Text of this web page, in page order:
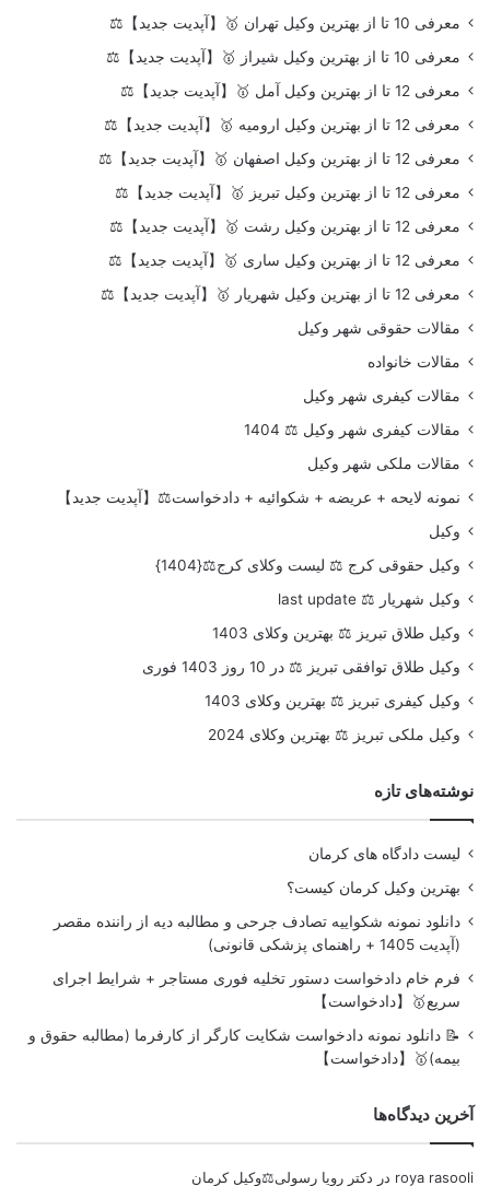
معرفی 10 تا از بهترین وکیل تهران 🥇【آپدیت جدید】⚖️
معرفی 10 تا از بهترین وکیل شیراز 🥇【آپدیت جدید】⚖️
معرفی 12 تا از بهترین وکیل آمل 🥇【آپدیت جدید】⚖️
معرفی 12 تا از بهترین وکیل ارومیه 🥇【آپدیت جدید】⚖️
معرفی 12 تا از بهترین وکیل اصفهان 🥇【آپدیت جدید】⚖️
معرفی 12 تا از بهترین وکیل تبریز 🥇【آپدیت جدید】⚖️
معرفی 12 تا از بهترین وکیل رشت 🥇【آپدیت جدید】⚖️
معرفی 12 تا از بهترین وکیل ساری 🥇【آپدیت جدید】⚖️
معرفی 12 تا از بهترین وکیل شهریار 🥇【آپدیت جدید】⚖️
مقالات حقوقی شهر وکیل
مقالات خانواده
مقالات کیفری شهر وکیل
مقالات کیفری شهر وکیل ⚖️ 1404
مقالات ملکی شهر وکیل
نمونه لایحه + عریضه + شکوائیه + دادخواست⚖️【آپدیت جدید】
وکیل
وکیل حقوقی کرج ⚖️ لیست وکلای کرج⚖️{1404}
وکیل شهریار ⚖️ last update
وکیل طلاق تبریز ⚖️ بهترین وکلای 1403
وکیل طلاق توافقی تبریز ⚖️ در 10 روز 1403 فوری
وکیل کیفری تبریز ⚖️ بهترین وکلای 1403
وکیل ملکی تبریز ⚖️ بهترین وکلای 2024
نوشته‌های تازه
لیست دادگاه های کرمان
بهترین وکیل کرمان کیست؟
دانلود نمونه شکواییه تصادف جرحی و مطالبه دیه از راننده مقصر
(آپدیت 1405 + راهنمای پزشکی قانونی)
فرم خام دادخواست دستور تخلیه فوری مستاجر + شرایط اجرای
سریع🥇【دادخواست】
📝 دانلود نمونه دادخواست شکایت کارگر از کارفرما (مطالبه حقوق و
بیمه)🥇【دادخواست】
آخرین دیدگاه‌ها
roya rasooli در دکتر رویا رسولی⚖️وکیل کرمان